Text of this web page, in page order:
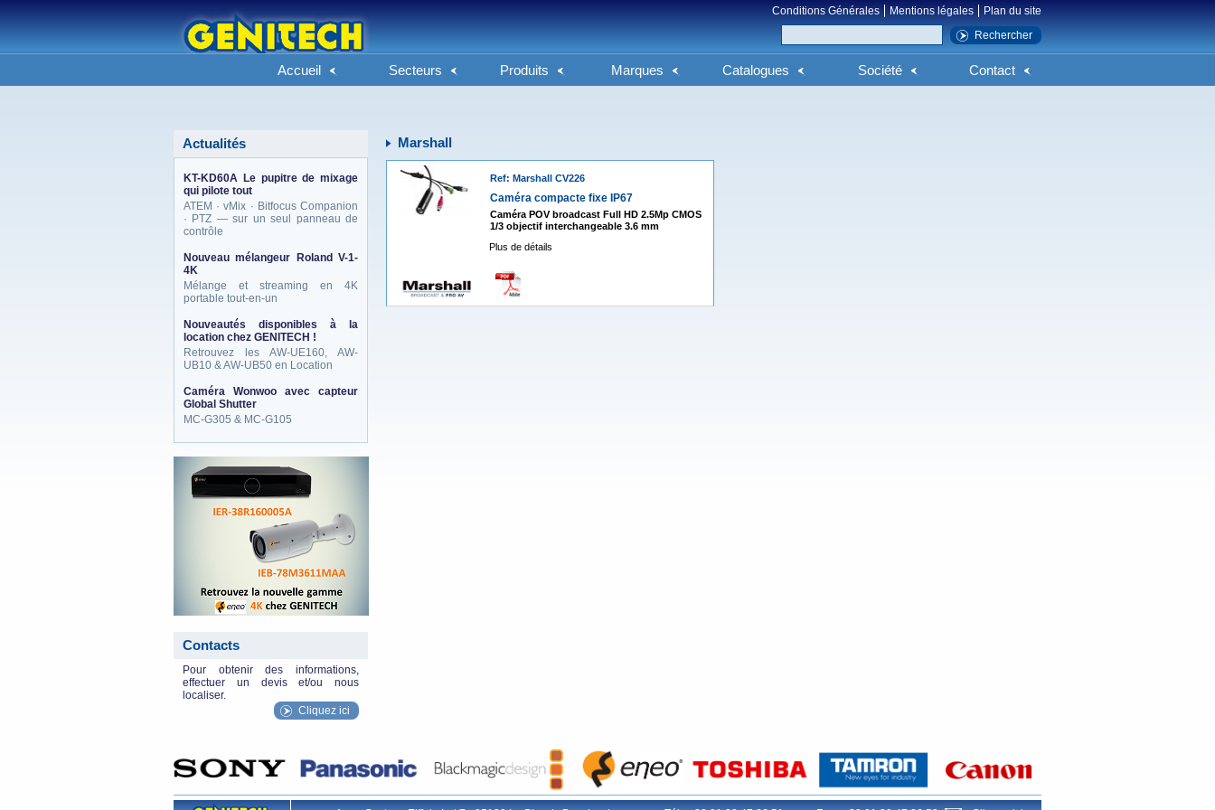
Conditions Générales Mentions légales Plan du site
Accueil Secteurs Produits Marques Catalogues Société Contact
Actualités
KT-KD60A Le pupitre de mixage
qui pilote tout
ATEM · vMix · Bitfocus Companion
· PTZ — sur un seul panneau de
contrôle
Nouveau mélangeur Roland V-1-
4K
Mélange et streaming en 4K
portable tout-en-un
Nouveautés disponibles à la
location chez GENITECH !
Retrouvez les AW-UE160, AW-
UB10 & AW-UB50 en Location
Caméra Wonwoo avec capteur
Global Shutter
MC-G305 & MC-G105
Contacts
Pour obtenir des informations,
effectuer un devis et/ou nous
localiser.
Cliquez ici
Marshall
Ref: Marshall CV226
Caméra compacte fixe IP67
Caméra POV broadcast Full HD 2.5Mp CMOS
1/3 objectif interchangeable 3.6 mm
Plus de détails